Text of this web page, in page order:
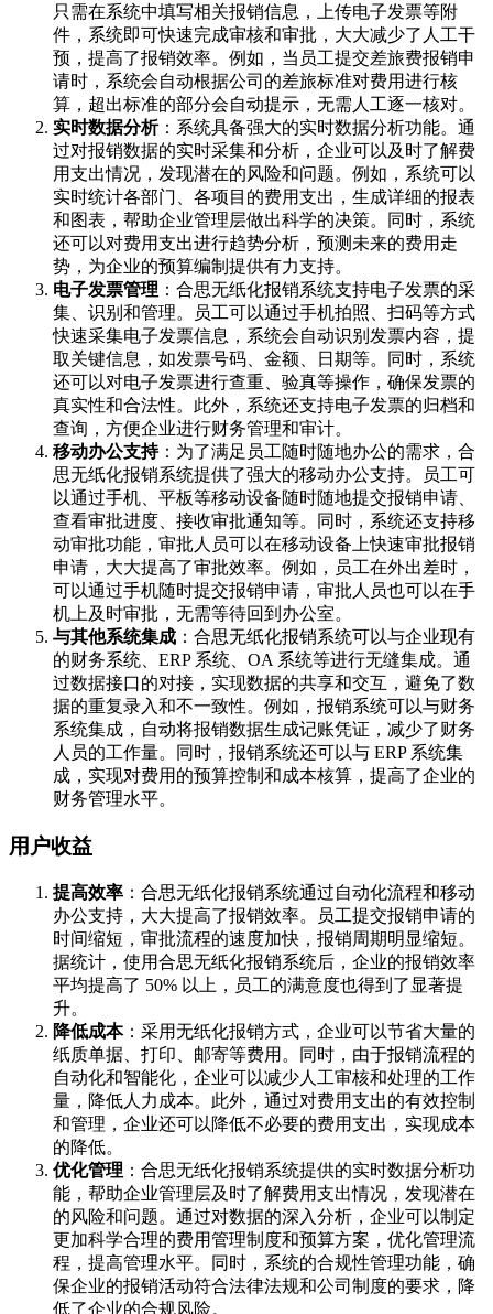
只需在系统中填写相关报销信息，上传电子发票等附
件，系统即可快速完成审核和审批，大大减少了人工干
预，提高了报销效率。例如，当员工提交差旅费报销申
请时，系统会自动根据公司的差旅标准对费用进行核
算，超出标准的部分会自动提示，无需人工逐一核对。
实时数据分析：系统具备强大的实时数据分析功能。通
过对报销数据的实时采集和分析，企业可以及时了解费
用支出情况，发现潜在的风险和问题。例如，系统可以
实时统计各部门、各项目的费用支出，生成详细的报表
和图表，帮助企业管理层做出科学的决策。同时，系统
还可以对费用支出进行趋势分析，预测未来的费用走
势，为企业的预算编制提供有力支持。
电子发票管理 ：合思无纸化报销系统支持电子发票的采
集、识别和管理。员工可以通过手机拍照、扫码等方式
快速采集电子发票信息，系统会自动识别发票内容，提
取关键信息，如发票号码、金额、日期等。同时，系统
还可以对电子发票进行查重、验真等操作，确保发票的
真实性和合法性。此外，系统还支持电子发票的归档和
查询，方便企业进行财务管理和审计。
移动办公支持：为了满足员工随时随地办公的需求，合
思无纸化报销系统提供了强大的移动办公支持。员工可
以通过手机、平板等移动设备随时随地提交报销申请、
查看审批进度、接收审批通知等。同时，系统还支持移
动审批功能，审批人员可以在移动设备上快速审批报销
申请，大大提高了审批效率。例如，员工在外出差时，
可以通过手机随时提交报销申请，审批人员也可以在手
机上及时审批，无需等待回到办公室。
与其他系统集成 ：合思无纸化报销系统可以与企业现有
的财务系统、ERP 系统、OA 系统等进行无缝集成。通
过数据接口的对接，实现数据的共享和交互，避免了数
据的重复录入和不一致性。例如，报销系统可以与财务
系统集成，自动将报销数据生成记账凭证，减少了财务
人员的工作量。同时，报销系统还可以与 ERP 系统集
成，实现对费用的预算控制和成本核算，提高了企业的
财务管理水平。
用户收益
提高效率 ：合思无纸化报销系统通过自动化流程和移动
办公支持，大大提高了报销效率。员工提交报销申请的
时间缩短，审批流程的速度加快，报销周期明显缩短。
据统计，使用合思无纸化报销系统后，企业的报销效率
平均提高了 50% 以上，员工的满意度也得到了显著提
升。
降低成本：采用无纸化报销方式，企业可以节省大量的
纸质单据、打印、邮寄等费用。同时，由于报销流程的
自动化和智能化，企业可以减少人工审核和处理的工作
量，降低人力成本。此外，通过对费用支出的有效控制
和管理，企业还可以降低不必要的费用支出，实现成本
的降低。
优化管理 ：合思无纸化报销系统提供的实时数据分析功
能，帮助企业管理层及时了解费用支出情况，发现潜在
的风险和问题。通过对数据的深入分析，企业可以制定
更加科学合理的费用管理制度和预算方案，优化管理流
程，提高管理水平。同时，系统的合规性管理功能，确
保企业的报销活动符合法律法规和公司制度的要求，降
低了企业的合规风险。